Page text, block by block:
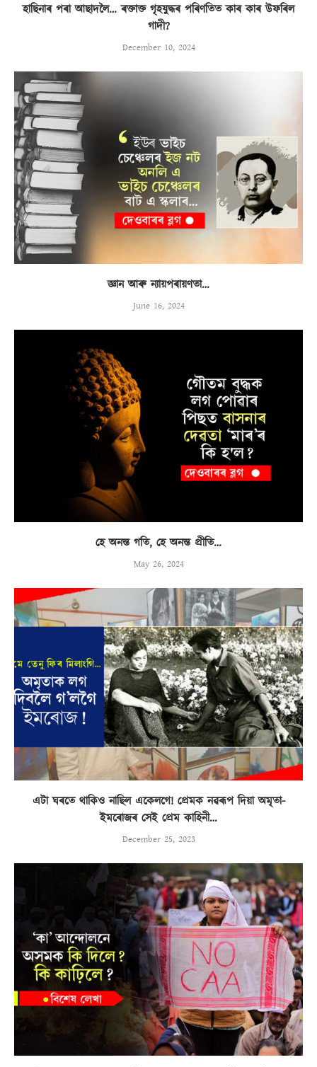
হাছিনাৰ পৰা আছাদলৈ… ৰক্তাক্ত গৃহযুদ্ধৰ পৰিণতিত কাৰ কাৰ উফৰিল
গাদী?
December 10, 2024
জ্ঞান আৰু ন্যায়পৰায়ণতা…
June 16, 2024
হে অনন্ত গতি, হে অনন্ত প্ৰীতি…
May 26, 2024
এটা ঘৰতে থাকিও নাছিল একেলগে! প্ৰেমক নৱৰূপ দিয়া অমৃতা-
ইমৰোজৰ সেই প্ৰেম কাহিনী…
December 25, 2023